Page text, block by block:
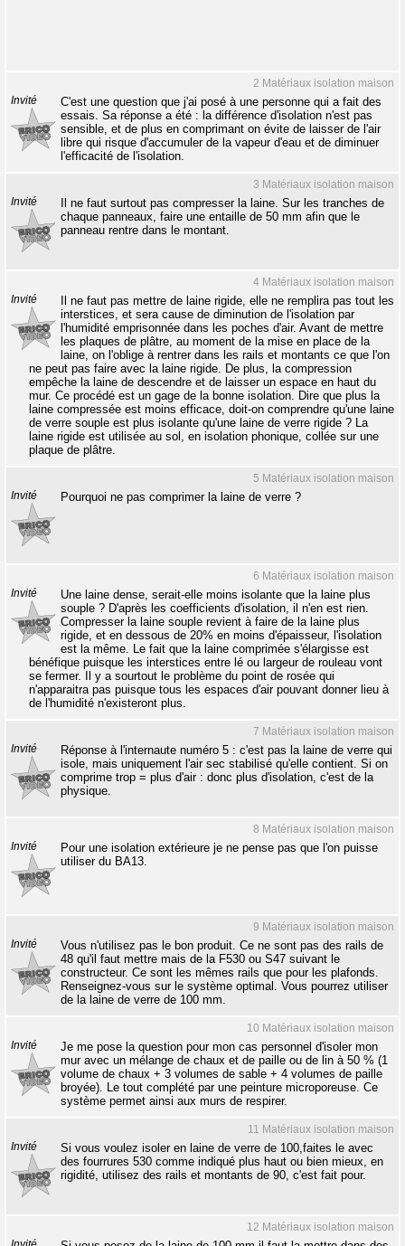
2 Matériaux isolation maison
Invité
C'est une question que j'ai posé à une personne qui a fait des
essais. Sa réponse a été : la différence d'isolation n'est pas
sensible, et de plus en comprimant on évite de laisser de l'air
libre qui risque d'accumuler de la vapeur d'eau et de diminuer
l'efficacité de l'isolation.
3 Matériaux isolation maison
Invité
Il ne faut surtout pas compresser la laine. Sur les tranches de
chaque panneaux, faire une entaille de 50 mm afin que le
panneau rentre dans le montant.
4 Matériaux isolation maison
Invité
Il ne faut pas mettre de laine rigide, elle ne remplira pas tout les
interstices, et sera cause de diminution de l'isolation par
l'humidité emprisonnée dans les poches d'air. Avant de mettre
les plaques de plâtre, au moment de la mise en place de la
laine, on l'oblige à rentrer dans les rails et montants ce que l'on
ne peut pas faire avec la laine rigide. De plus, la compression
empêche la laine de descendre et de laisser un espace en haut du
mur. Ce procédé est un gage de la bonne isolation. Dire que plus la
laine compressée est moins efficace, doit-on comprendre qu'une laine
de verre souple est plus isolante qu'une laine de verre rigide ? La
laine rigide est utilisée au sol, en isolation phonique, collée sur une
plaque de plâtre.
5 Matériaux isolation maison
Invité Pourquoi ne pas comprimer la laine de verre ?
6 Matériaux isolation maison
Invité
Une laine dense, serait-elle moins isolante que la laine plus
souple ? D'après les coefficients d'isolation, il n'en est rien.
Compresser la laine souple revient à faire de la laine plus
rigide, et en dessous de 20% en moins d'épaisseur, l'isolation
est la même. Le fait que la laine comprimée s'élargisse est
bénéfique puisque les interstices entre lé ou largeur de rouleau vont
se fermer. Il y a sourtout le problème du point de rosée qui
n'apparaitra pas puisque tous les espaces d'air pouvant donner lieu à
de l'humidité n'existeront plus.
7 Matériaux isolation maison
Invité
Réponse à l'internaute numéro 5 : c'est pas la laine de verre qui
isole, mais uniquement l'air sec stabilisé qu'elle contient. Si on
comprime trop = plus d'air : donc plus d'isolation, c'est de la
physique.
8 Matériaux isolation maison
Invité
Pour une isolation extérieure je ne pense pas que l'on puisse
utiliser du BA13.
9 Matériaux isolation maison
Invité
Vous n'utilisez pas le bon produit. Ce ne sont pas des rails de
48 qu'il faut mettre mais de la F530 ou S47 suivant le
constructeur. Ce sont les mêmes rails que pour les plafonds.
Renseignez-vous sur le système optimal. Vous pourrez utiliser
de la laine de verre de 100 mm.
10 Matériaux isolation maison
Invité
Je me pose la question pour mon cas personnel d'isoler mon
mur avec un mélange de chaux et de paille ou de lin à 50 % (1
volume de chaux + 3 volumes de sable + 4 volumes de paille
broyée). Le tout complété par une peinture microporeuse. Ce
système permet ainsi aux murs de respirer.
11 Matériaux isolation maison
Invité
Si vous voulez isoler en laine de verre de 100,faites le avec
des fourrures 530 comme indiqué plus haut ou bien mieux, en
rigidité, utilisez des rails et montants de 90, c'est fait pour.
12 Matériaux isolation maison